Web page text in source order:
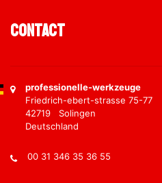
Contact
professionelle-werkzeuge
Friedrich-ebert-strasse 75-77
42719 Solingen
Deutschland
00 31 346 35 36 55